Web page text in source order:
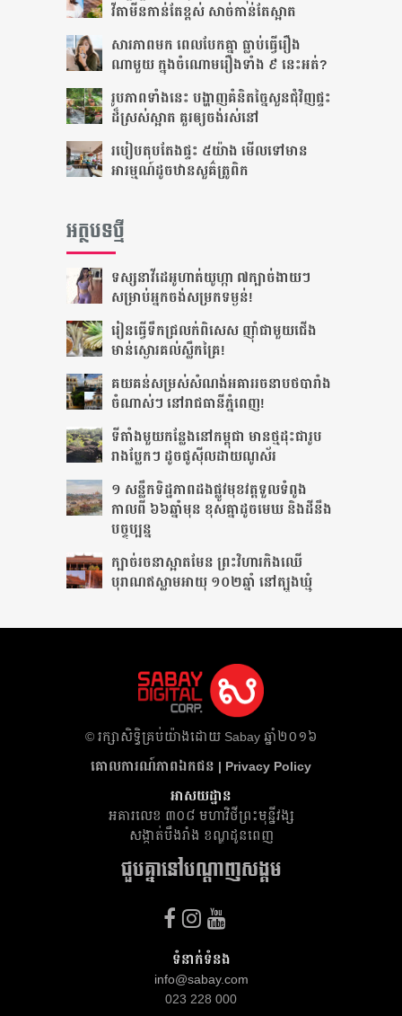
វីតាមីន​​​​កាន់​តែ​​​ខ្ពស់ សាច់​កាន់​តែ​​ស្អាត​
សារភាពមក ពេលបែកគ្នា ធ្លាប់ធ្វើរឿង
ណាមួយ ក្នុងចំណោមរឿងទាំង ៩ នេះអត់?
រូបភាពទាំងនេះ បង្ហាញ​គំនិត​ច្នៃ​សួន​ជុំ​វិញ​ផ្ទះ​​
ដ៏​ស្រស់​ស្អាត​ ​គួរ​ឲ្យ​ចង់​រស់​នៅ
របៀបតុបតែង​ផ្ទះ​ ៥យ៉ាង ​​​មើល​​ទៅ​មាន​
អារម្មណ៍​ដូច​ឋានសួគ៌​ត្រូពិក
អត្ថបទថ្មី
ទស្សនា​វីដេអូ​ហាត់​យូហ្កា​ ៧​ក្បាច់​ងាយ​ៗ
សម្រាប់​អ្នក​​ចង់​សម្រកទម្ងន់!
រៀន​ធ្វើ​ទឹក​ជ្រលក់ពិសេស​​ ញ៉ាំ​ជា​មួយ​ជើង​
មាន់​ស្ងោរ​គល់​ស្លឹក​គ្រៃ!
គយគន់សម្រស់​សំណង់អគាររចនាបថបារាំង
ចំណាស់ៗ នៅរាជធានីភ្នំពេញ!
ទីតាំងមួយ​កន្លែងនៅកម្ពុជា មានថ្មដុះជារូប
រាងប្លែកៗ ដូចផូស៊ីលដាយណូស័រ
១ សន្លឹកទិដ្ឋភាពដងផ្លូវមុខវត្តទួលទំពូង
កាលពី ៦៦ឆ្នាំមុន ខុសគ្នាដូចមេឃ និងដីនឹង
បច្ចុប្បន្ន
ក្បាច់រចនាស្អាតមែន ព្រះវិហារកិងឈើ
បុរាណឥស្លាមអាយុ ១០២ឆ្នាំ នៅត្បូងឃ្មុំ
​© រក្សា​សិទ្ធិ​គ្រប់​យ៉ាង​ដោយ​ Sabay ឆ្នាំ​២០១៦
គោលការណ៍​ភាព​ឯកជន | Privacy Policy
អាសយដ្ឋាន
អគារ​លេខ ៣០៨ មហាវិថីព្រះមុន្នីវង្ស
សង្កាត់បឹងរាំង ខណ្ឌដូនពេញ
ជួបគ្នានៅបណ្តាញសង្គម
ទំនាក់ទំនង
info@sabay.com
023 228 000